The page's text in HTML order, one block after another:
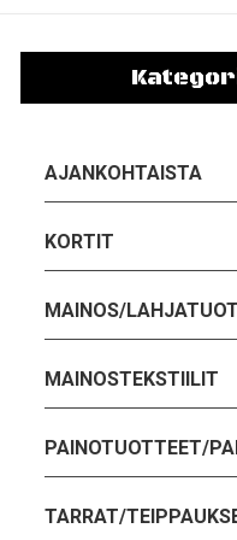
AJANKOHTAISTA
KORTIT
MAINOS/
MAINOSTEKSTIILIT
PAINOTUOTTEET/
TARRAT/